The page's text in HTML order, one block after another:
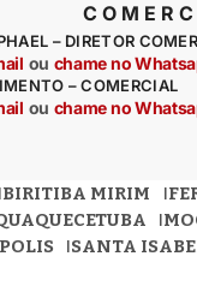
– DIRETOR
ou chame no
– COMERCIAL
ou chame no
BIRITIBA MIRIM
SANTA